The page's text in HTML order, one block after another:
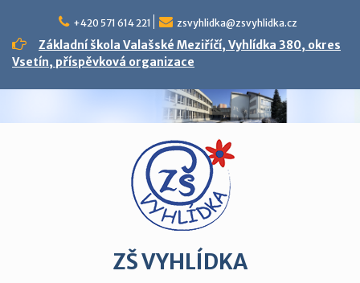
content
+420 571 614 221 zsvyhlidka@zsvyhlidka.cz
Základní škola Valašské Meziříčí, Vyhlídka 380, okres
Vsetín, příspěvková organizace
ZŠ VYHLÍDKA